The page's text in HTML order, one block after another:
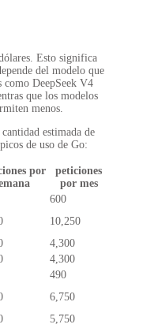
Esto significa
del modelo que
como DeepSeek V4
que los modelos
menos.
estimada de
de uso de Go:
por
peticiones
por mes
600
10,250
4,300
4,300
490
6,750
5,750